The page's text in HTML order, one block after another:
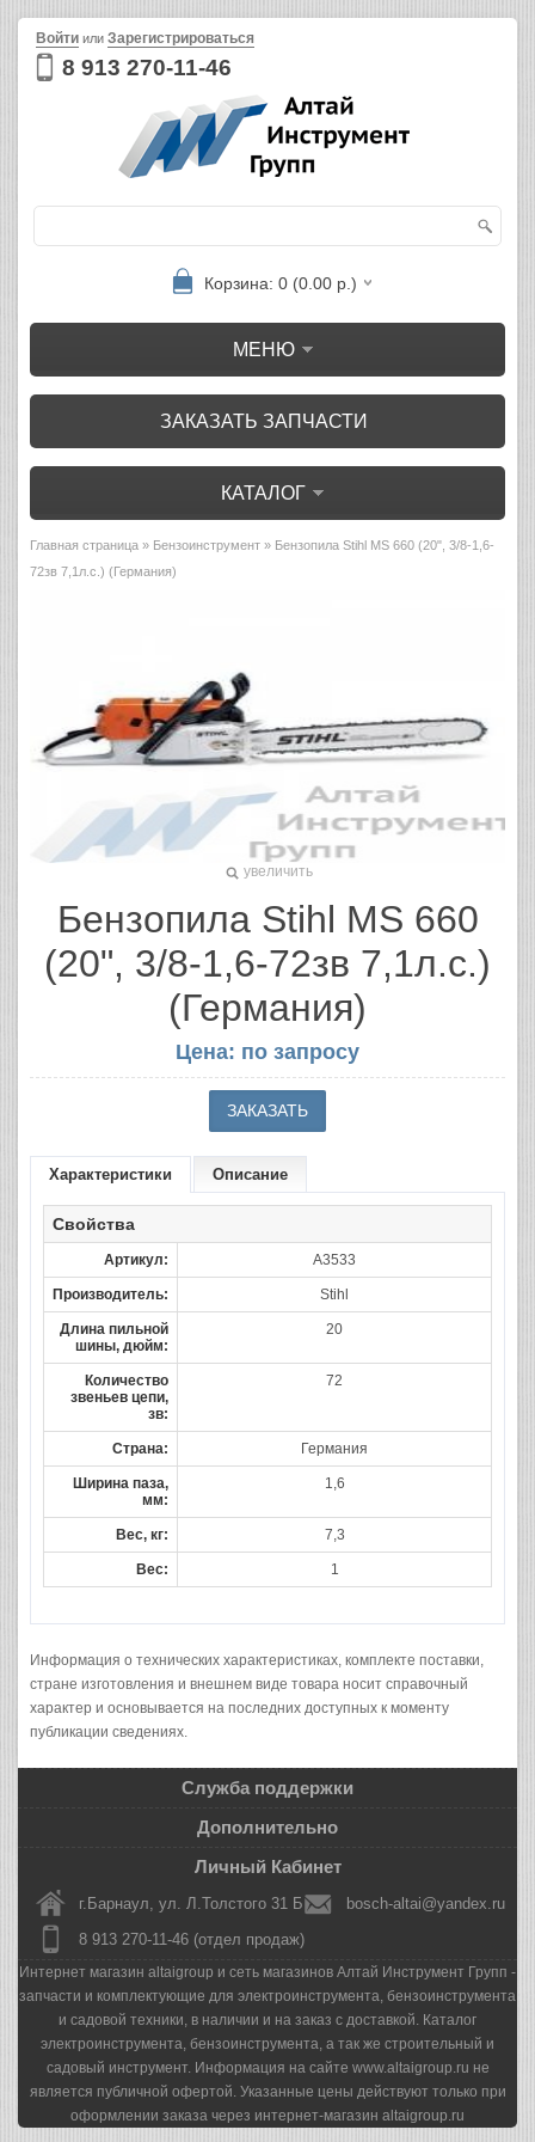
8 913 270-11-46
Войти или Зарегистрироваться
Корзина: 0 (0.00 р.)
МЕНЮ
ЗАКАЗАТЬ ЗАПЧАСТИ
КАТАЛОГ
Главная страница » Бензоинструмент » Бензопила Stihl MS 660 (20", 3/8-1,6-
72зв 7,1л.с.) (Германия)
увеличить
Бензопила Stihl MS 660
(20", 3/8-1,6-72зв 7,1л.с.)
(Германия)
Цена: по запросу
Характеристики Описание
Свойства
Артикул: A3533
Производитель: Stihl
Длина пильной
шины, дюйм:
20
Количество
звеньев цепи,
зв:
72
Страна: Германия
Ширина паза,
мм:
1,6
Вес, кг: 7,3
Вес: 1
Информация о технических характеристиках, комплекте поставки,
стране изготовления и внешнем виде товара носит справочный
характер и основывается на последних доступных к моменту
публикации сведениях.
Служба поддержки
Дополнительно
Личный Кабинет
г.Барнаул, ул. Л.Толстого 31 Б
bosch-altai@yandex.ru
8 913 270-11-46 (отдел продаж)
Интернет магазин altaigroup и сеть магазинов Алтай Инструмент Групп -
запчасти и комплектующие для электроинструмента, бензоинструмента
и садовой техники, в наличии и на заказ с доставкой. Каталог
электроинструмента, бензоинструмента, а так же строительный и
садовый инструмент. Информация на сайте www.altaigroup.ru не
является публичной офертой. Указанные цены действуют только при
оформлении заказа через интернет-магазин altaigroup.ru